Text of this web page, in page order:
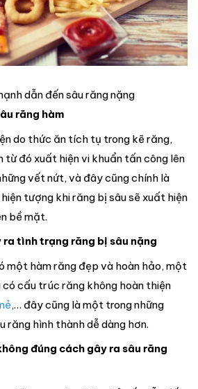
dẫn đến sâu răng nặng
răng hàm
do thức ăn tích tụ trong kẽ răng,
từ đó xuất hiện vi khuẩn tấn công lên
vết nứt, và đây cũng chính là
tượng khi răng bị sâu sẽ xuất hiện
bề mặt.
ra tình trạng răng bị sâu nặng
một hàm răng đẹp và hoàn hảo, một
có cấu trúc răng không hoàn thiện
,… đây cũng là một trong những
răng hình thành dễ dàng hơn.
đúng cách gây ra sâu răng